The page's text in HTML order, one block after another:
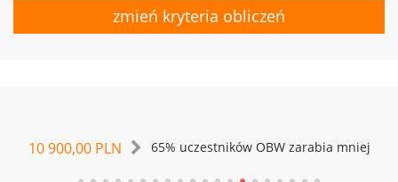
zmień kryteria obliczeń
10 900,00 PLN 65% uczestników OBW zarabia mniej